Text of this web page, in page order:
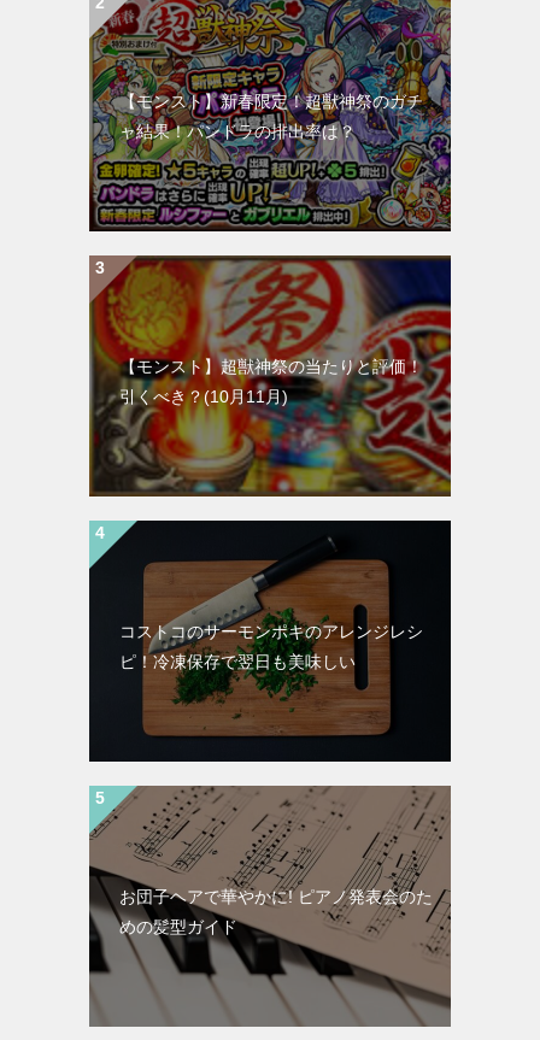
【モンスト】新春限定！超獣神祭のガチ
ャ結果！パンドラの排出率は？
【モンスト】超獣神祭の当たりと評価！
引くべき？(10月11月)
コストコのサーモンポキのアレンジレシ
ピ！冷凍保存で翌日も美味しい
お団子ヘアで華やかに! ピアノ発表会のた
めの髪型ガイド